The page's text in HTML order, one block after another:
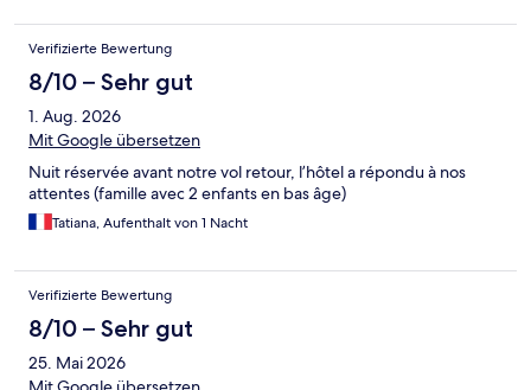
Verifizierte Bewertung
8/10 – Sehr gut
1. Aug. 2026
Mit Google übersetzen
Nuit réservée avant notre vol retour, l’hôtel a répondu à nos
attentes (famille avec 2 enfants en bas âge)
Tatiana, Aufenthalt von 1 Nacht
Verifizierte Bewertung
8/10 – Sehr gut
25. Mai 2026